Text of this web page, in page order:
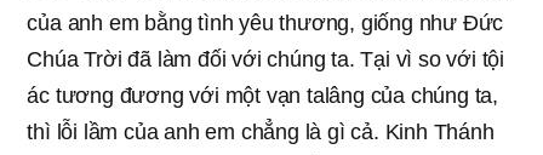
của anh em bằng tình yêu thương, giống như Đức
Chúa Trời đã làm đối với chúng ta. Tại vì so với tội
ác tương đương với một vạn talâng của chúng ta,
thì lỗi lầm của anh em chẳng là gì cả. Kinh Thánh